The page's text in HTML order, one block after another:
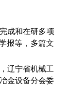
成和在研多项
报等，多篇文
辽宁省机械工
金设备分会委